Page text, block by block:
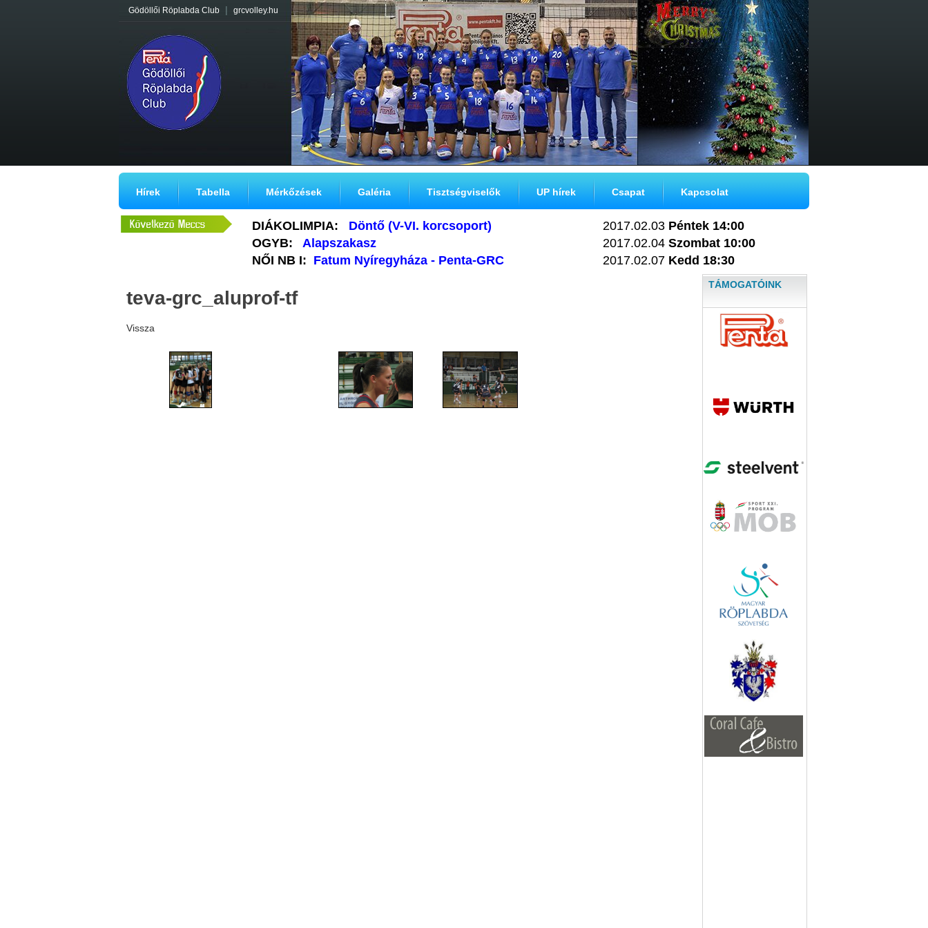
Gödöllői Röplabda Club | grcvolley.hu
Hírek Tabella Mérkőzések Galéria Tisztségviselők UP hírek Csapat Kapcsolat
DIÁKOLIMPIA: Döntő (V-VI. korcsoport) 2017.02.03 Péntek 14:00
OGYB:
Alapszakasz 2017.02.04 Szombat 10:00
NŐI NB I: Fatum Nyíregyháza - Penta-GRC 2017.02.07 Kedd 18:30
teva-grc_aluprof-tf
Vissza
TÁMOGATÓINK